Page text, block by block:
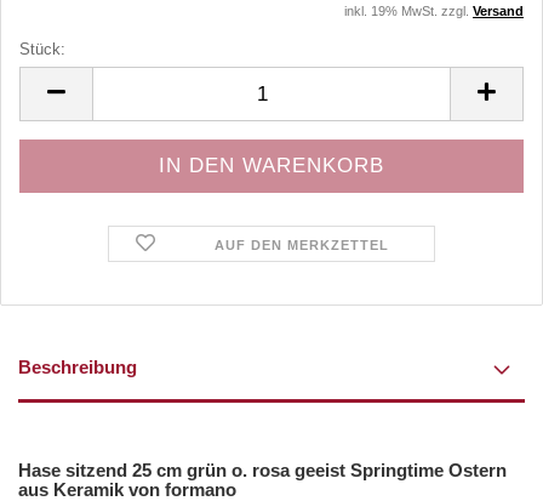
inkl. 19% MwSt. zzgl. Versand
Stück:
AUF DEN MERKZETTEL
Beschreibung
Hase sitzend 25 cm grün o. rosa geeist Springtime Ostern
aus Keramik von formano